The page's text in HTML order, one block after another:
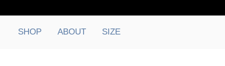
SHOP ABOUT SIZE